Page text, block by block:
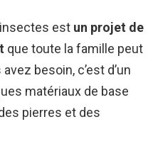
est un projet de
que toute la famille peut
besoin, c’est d’un
matériaux de base
pierres et des